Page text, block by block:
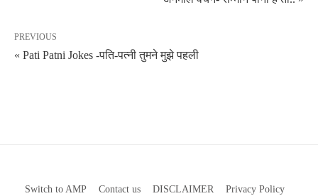
PREVIOUS
« Pati Patni Jokes -पति-पत्नी तुमने मुझे पहली
Switch to AMP Contact us DISCLAIMER Privacy Policy